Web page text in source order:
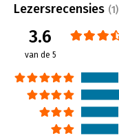
Lezersrecensies (1)
3.6
van de 5